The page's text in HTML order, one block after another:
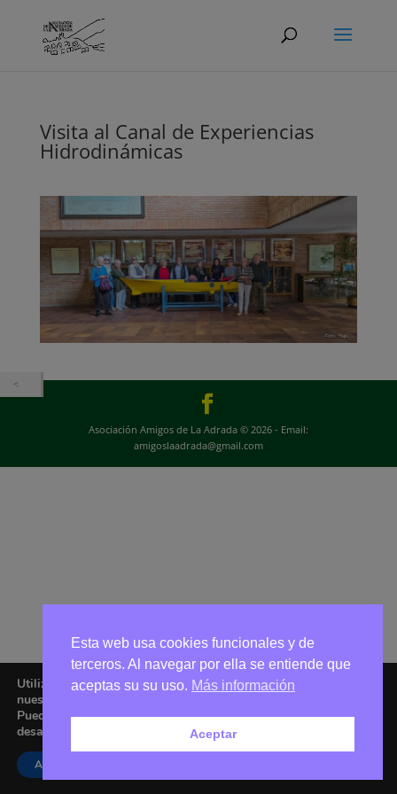
Visita al Canal de Experiencias
Hidrodinámicas
Asociación Amigos de La Adrada © 2026 - Email:
amigoslaadrada@gmail.com
Utilizamos cookies para ofrecerte la mejor experiencia en
nuestra web.
Puedes aprender más sobre qué cookies utilizamos o
desactivarlas en los
Aceptar
Esta web usa cookies funcionales y de
terceros. Al navegar por ella se entiende que
aceptas su su uso. Más información
Aceptar